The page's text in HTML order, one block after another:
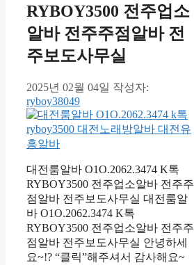
RYBOY3500 전주업소
알바 전주주점알바 전
주보도사무실
2025년 02월 04일 작성자:
ryboy38049
대전룸알바 O1O.2062.3474 K톡
RYBOY3500 전주업소알바 전주주
점알바 전주보도사무실 대전룸알
바 O1O.2062.3474 K톡
RYBOY3500 전주업소알바 전주주
점알바 전주보도사무실 안녕하세
요~!? “클릭”해주셔서 감사해요~